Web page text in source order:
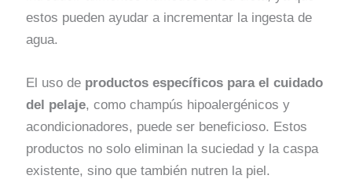
estos pueden ayudar a incrementar la ingesta de
agua.
El uso de productos específicos para el cuidado
del pelaje, como champús hipoalergénicos y
acondicionadores, puede ser beneficioso. Estos
productos no solo eliminan la suciedad y la caspa
existente, sino que también nutren la piel.